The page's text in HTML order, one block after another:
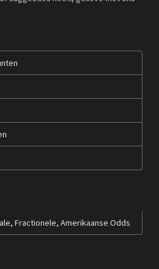
Fractionele, Amerikaanse Odds